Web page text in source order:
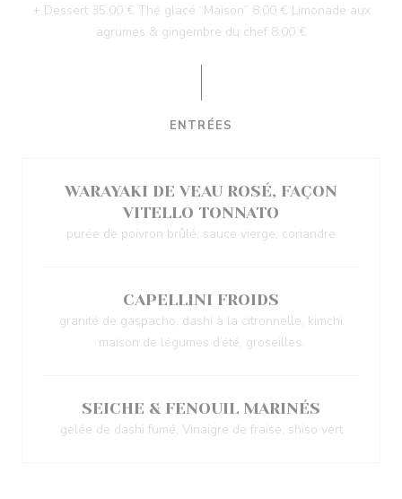
+ Dessert 35.00 € Thé glacé “Maison” 8.00 € Limonade aux
agrumes & gingembre du chef 8.00 €
ENTRÉES
WARAYAKI DE VEAU ROSÉ, FAÇON
VITELLO TONNATO
purée de poivron brûlé, sauce vierge, coriandre
CAPELLINI FROIDS
granité de gaspacho, dashi à la citronnelle, kimchi
maison de légumes d’été, groseilles.
SEICHE & FENOUIL MARINÉS
gelée de dashi fumé, Vinaigre de fraise, shiso vert